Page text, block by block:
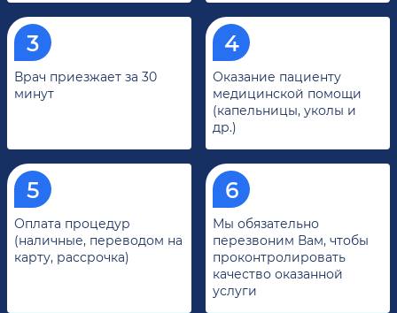
Врач приезжает за 30
минут
Оказание пациенту
медицинской помощи
(капельницы, уколы и
др.)
Оплата процедур
(наличные, переводом на
карту, рассрочка)
Мы обязательно
перезвоним Вам, чтобы
проконтролировать
качество оказанной
услуги